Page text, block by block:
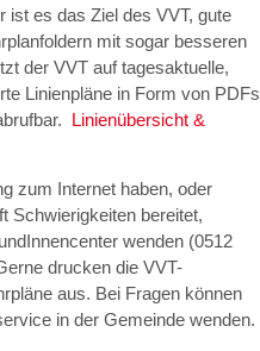
ist es das Ziel des VVT, gute
mit sogar besseren
der VVT auf tagesaktuelle,
Linienpläne in Form von PDFs
Linienübersicht &
zum Internet haben, oder
Schwierigkeiten bereitet,
wenden (0512
drucken die VVT-
aus. Bei Fragen können
in der Gemeinde wenden.